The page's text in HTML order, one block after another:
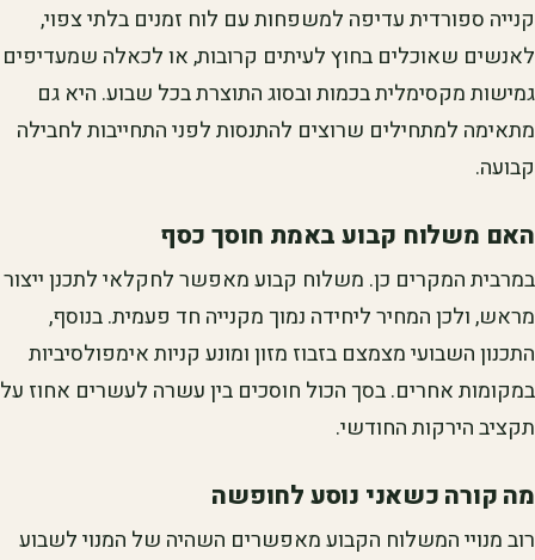
קנייה ספורדית עדיפה למשפחות עם לוח זמנים בלתי צפוי,
לאנשים שאוכלים בחוץ לעיתים קרובות, או לכאלה שמעדיפים
גמישות מקסימלית בכמות ובסוג התוצרת בכל שבוע. היא גם
מתאימה למתחילים שרוצים להתנסות לפני התחייבות לחבילה
קבועה.
האם משלוח קבוע באמת חוסך כסף
במרבית המקרים כן. משלוח קבוע מאפשר לחקלאי לתכנן ייצור
מראש, ולכן המחיר ליחידה נמוך מקנייה חד פעמית. בנוסף,
התכנון השבועי מצמצם בזבוז מזון ומונע קניות אימפולסיביות
במקומות אחרים. בסך הכול חוסכים בין עשרה לעשרים אחוז על
תקציב הירקות החודשי.
מה קורה כשאני נוסע לחופשה
רוב מנויי המשלוח הקבוע מאפשרים השהיה של המנוי לשבוע